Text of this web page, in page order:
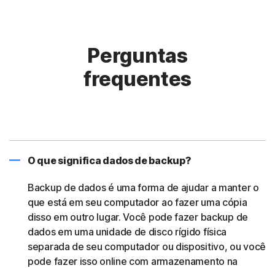
Perguntas
frequentes
O que significa dados de backup?
Backup de dados é uma forma de ajudar a manter o
que está em seu computador ao fazer uma cópia
disso em outro lugar. Você pode fazer backup de
dados em uma unidade de disco rígido física
separada de seu computador ou dispositivo, ou você
pode fazer isso online com armazenamento na